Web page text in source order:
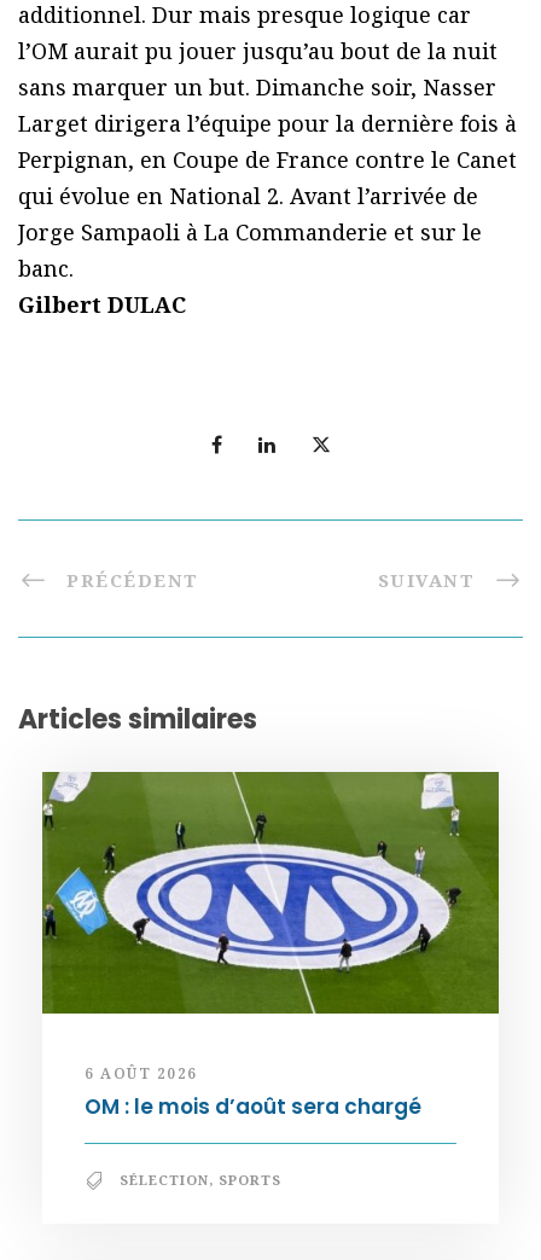
additionnel. Dur mais presque logique car
l’OM aurait pu jouer jusqu’au bout de la nuit
sans marquer un but. Dimanche soir, Nasser
Larget dirigera l’équipe pour la dernière fois à
Perpignan, en Coupe de France contre le Canet
qui évolue en National 2. Avant l’arrivée de
Jorge Sampaoli à La Commanderie et sur le
banc.
Gilbert DULAC
PRÉCÉDENT SUIVANT
Articles similaires
6 AOÛT 2026
OM : le mois d’août sera chargé
SÉLECTION, SPORTS